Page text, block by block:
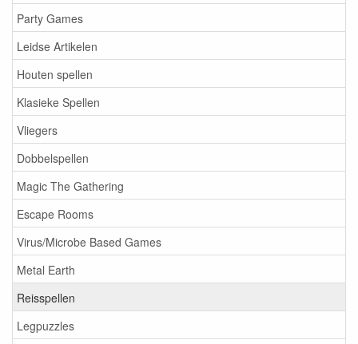
Party Games
Leidse Artikelen
Houten spellen
Klasieke Spellen
Vliegers
Dobbelspellen
Magic The Gathering
Escape Rooms
Virus/Microbe Based Games
Metal Earth
Reisspellen
Legpuzzles